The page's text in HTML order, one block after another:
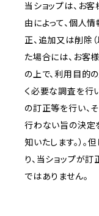
当ショップは、お
由によって、個人
正、追加又は削除
た場合には、お客
の上で、利用目的
く必要な調査を行
の訂正等を行い、
行わない旨の決定
知いたします。）
り、当ショップが
ではありません。